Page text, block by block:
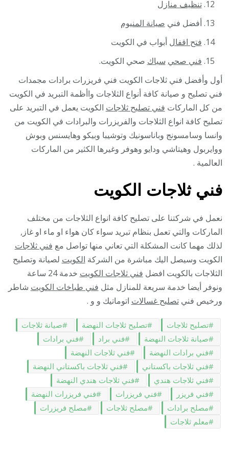
تنظيف منازل
أفضل فني صيانة المنيوم
فتح اقفال أبواب في الكويت
فني صحي سباك صحي الكويت.
أول وأفضل فني ثلاجات الكويت فني فريزرات برادات مجمدات
فني تصليح و صيانة كافة أنواع الثلاجات واأظمة التبريد في الكويت
من كل الماركات فني تصليح ثلاجات الكويت يعمل في التبريد على
تصليح كافة انواع الثلاجات والفريزرات والبرادات في الكويت من
وانسا وسامسونج وباناسونيك وتوشيبا وبيكو وهايسنس وبوش
ووايربول وهيتاشي ودايو وهوفر وغيرها الكثير من الماركات
العالمية .
فني ثلاجات الكويت
نعمل في شركتنا على تصليح كافة انواع الثلاجات من مختلف
الماركات والتي تعمل بنظام تبريد سواء كان هواء او ماء او غاز,
لذلك مهما كانت المشكلة التي تعاني منها تواصل مع فني ثلاجات
الكويت وسيصل اليك مباشرة من الشركة الكويت لصيانة وتصليح
الثلاجات بالكويت افضل فني ثلاجات الكويت
خدمة 24 ساعة
ونوفر أيضا خدمة سريعة للمنازل مثل فني طباخات الكويت شاطر
ورخيص فنيتصليح غسالات اتوماتيك و و .
تصليح ثلاجات تصليح ثلاجات النهضة
صيانة ثلاجات
صيانة ثلاجات النهضة
فني براد
فني برادات
فني برادات النهضة
فني ثلاجات النهضة
فني ثلاجات باكستاني
فني ثلاجات باكستاني النهضة
فني ثلاجات هندي
فني ثلاجات هندي النهضة
فني فريزر
فني فريزرات
فني فريزرات النهضة
مصلح برادات
مصلح ثلاجات
مصلح فريزرات
معلم ثلاجات